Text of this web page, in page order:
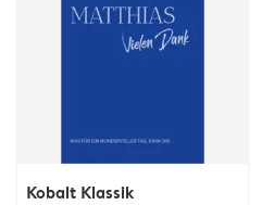
Kobalt Klassik